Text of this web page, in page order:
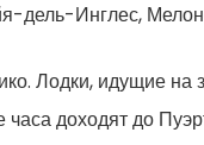
дель-Инглес,
Лодки, идущие
доходят до